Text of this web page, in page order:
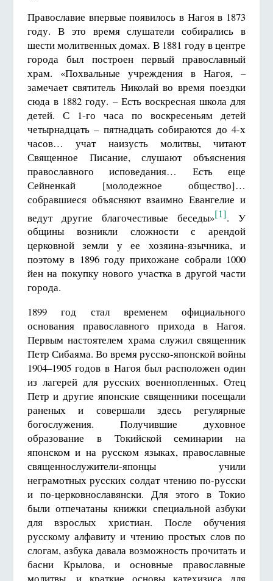
Православие впервые появилось в Нагоя в 1873
году. В это время слушатели собирались в
шести молитвенных домах. В 1881 году в центре
города был построен первый православный
храм. «Похвальные учреждения в Нагоя, –
замечает святитель Николай во время поездки
сюда в 1882 году. – Есть воскресная школа для
детей. С 1-го часа по воскресеньям детей
четырнадцать – пятнадцать собираются до 4-х
часов… учат наизусть молитвы, читают
Священное Писание, слушают объяснения
православного исповедания… Есть еще
Сейненкай [молодежное общество]…
собравшиеся объясняют взаимно Евангелие и
ведут другие благочестивые беседы»[1]. У
общины возникли сложности с арендой
церковной земли у ее хозяина-язычника, и
поэтому в 1896 году прихожане собрали 1000
йен на покупку нового участка в другой части
города.
1899 год стал временем официального
основания православного прихода в Нагоя.
Первым настоятелем храма служил священник
Петр Сибаяма. Во время русско-японской войны
1904–1905 годов в Нагоя был расположен один
из лагерей для русских военнопленных. Отец
Петр и другие японские священники посещали
раненых и совершали здесь регулярные
богослужения. Получившие духовное
образование в Токийской семинарии на
японском и на русском языках, православные
священнослужители-японцы учили
неграмотных русских солдат чтению по-русски
и по-церковнославянски. Для этого в Токио
были отпечатаны книжки специальной азбуки
для взрослых христиан. После обучения
русскому алфавиту и чтению простых слов по
слогам, азбука давала возможность прочитать и
басни Крылова, и основные православные